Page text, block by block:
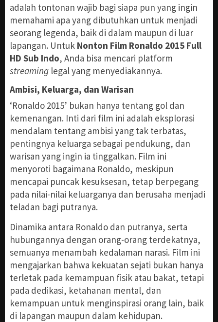
adalah tontonan wajib bagi siapa pun yang ingin
memahami apa yang dibutuhkan untuk menjadi
seorang legenda, baik di dalam maupun di luar
lapangan. Untuk Nonton Film Ronaldo 2015 Full
HD Sub Indo, Anda bisa mencari platform
streaming legal yang menyediakannya.
Ambisi, Keluarga, dan Warisan
‘Ronaldo 2015’ bukan hanya tentang gol dan
kemenangan. Inti dari film ini adalah eksplorasi
mendalam tentang ambisi yang tak terbatas,
pentingnya keluarga sebagai pendukung, dan
warisan yang ingin ia tinggalkan. Film ini
menyoroti bagaimana Ronaldo, meskipun
mencapai puncak kesuksesan, tetap berpegang
pada nilai-nilai keluarganya dan berusaha menjadi
teladan bagi putranya.
Dinamika antara Ronaldo dan putranya, serta
hubungannya dengan orang-orang terdekatnya,
semuanya menambah kedalaman narasi. Film ini
mengajarkan bahwa kekuatan sejati bukan hanya
terletak pada kemampuan fisik atau bakat, tetapi
pada dedikasi, ketahanan mental, dan
kemampuan untuk menginspirasi orang lain, baik
di lapangan maupun dalam kehidupan.